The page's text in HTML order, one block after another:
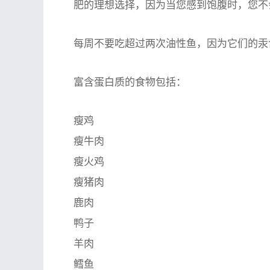
肥的理想选择，因为当您感到饱腹时，您不
每周不要吃超过两次油性鱼，因为它们的汞
富含蛋白质的食物包括：
瘦鸡
瘦牛肉
瘦火鸡
瘦猪肉
鹿肉
鸭子
羊肉
鳕鱼